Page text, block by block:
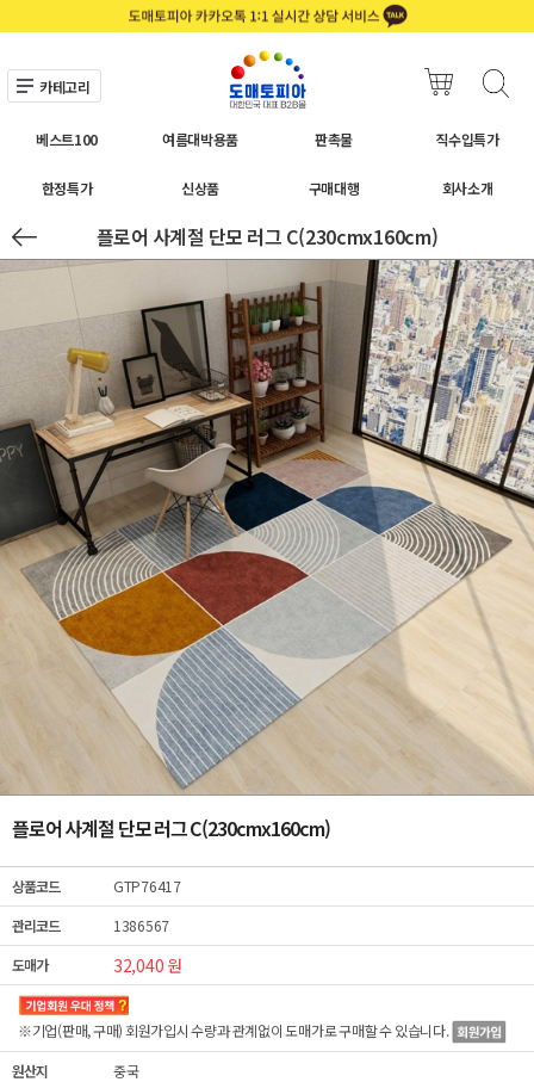
카테고리
베스트100 여름대박용품 판촉물 직수입특가
한정특가 신상품 구매대행 회사소개
플로어 사계절 단모 러그 C(230cmx160cm)
플로어 사계절 단모 러그 C(230cmx160cm)
상품코드
GTP76417
관리코드
1386567
도매가
32,040 원
※기업(판매, 구매) 회원가입시 수량과 관계없이도매가로 구매할 수 있습니다.
원산지 중국